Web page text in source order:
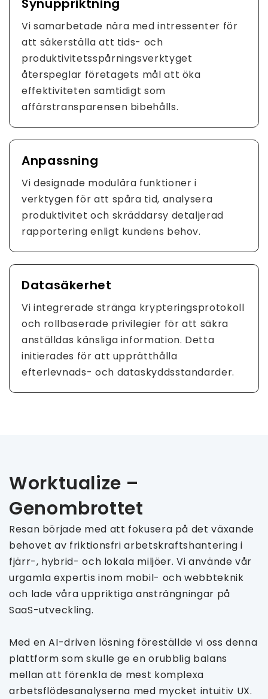
Synuppriktning
Vi samarbetade nära med intressenter för
att säkerställa att tids- och
produktivitetsspårningsverktyget
återspeglar företagets mål att öka
effektiviteten samtidigt som
affärstransparensen bibehålls.
Anpassning
Vi designade modulära funktioner i
verktygen för att spåra tid, analysera
produktivitet och skräddarsy detaljerad
rapportering enligt kundens behov.
Datasäkerhet
Vi integrerade stränga krypteringsprotokoll
och rollbaserade privilegier för att säkra
anställdas känsliga information. Detta
initierades för att upprätthålla
efterlevnads- och dataskyddsstandarder.
Worktualize –
Genombrottet
Resan började med att fokusera på det växande
behovet av friktionsfri arbetskraftshantering i
fjärr-, hybrid- och lokala miljöer. Vi använde vår
urgamla expertis inom mobil- och webbteknik
och lade våra uppriktiga ansträngningar på
SaaS-utveckling.
Med en AI-driven lösning föreställde vi oss denna
plattform som skulle ge en orubblig balans
mellan att förenkla de mest komplexa
arbetsflödesanalyserna med mycket intuitiv UX.